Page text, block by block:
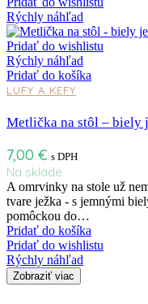
Rýchly náhľad
Pridať do wishlistu
Rýchly náhľad
Pridať do košíka
LUFY A KEFY
Metlička na stôl – biely
7,00 € s DPH
Na sklade
A omrvinky na stole už
tvare ježka - s jemnými
pomôckou do…
Pridať do košíka
Pridať do wishlistu
Rýchly náhľad
Zobraziť viac